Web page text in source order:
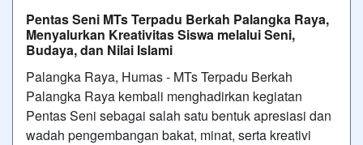
Pentas Seni MTs Terpadu Berkah Palangka Raya,
Menyalurkan Kreativitas Siswa melalui Seni,
Budaya, dan Nilai Islami
Palangka Raya, Humas - MTs Terpadu Berkah
Palangka Raya kembali menghadirkan kegiatan
Pentas Seni sebagai salah satu bentuk apresiasi dan
wadah pengembangan bakat, minat, serta kreativi